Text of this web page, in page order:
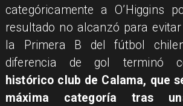
categóricamente a O’Higgins
resultado no alcanzó para
la Primera B del fútbol
diferencia de gol terminó
histórico club de Calama, que
máxima categoría tras